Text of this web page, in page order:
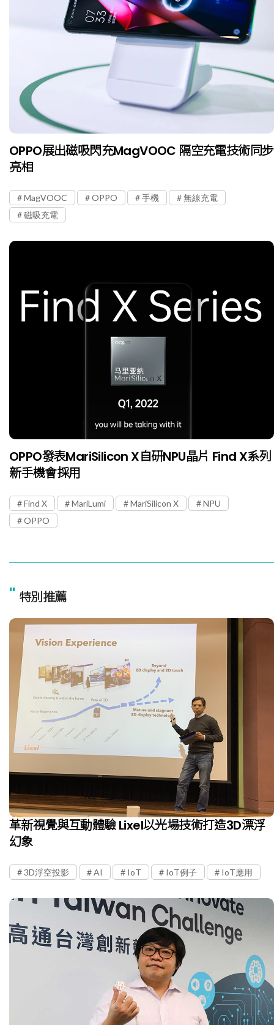
OPPO展出磁吸閃充MagVOOC 隔空充電技術同步
亮相
MagVOOC OPPO 手機
無線充電
磁吸充電
OPPO發表MariSilicon X自研NPU晶片 Find X系列
新手機會採用
Find X MariLumi MariSilicon X
NPU
OPPO
" 特別推薦
革新視覺與互動體驗 Lixel以光場技術打造3D漂浮
幻象
3D浮空投影 AI IoT IoT例子 IoT應用